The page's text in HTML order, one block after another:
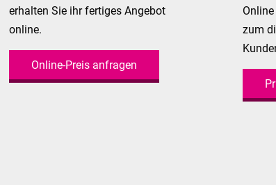
erhalten Sie ihr fertiges Angebot
online.
Online-Preis anfragen
zum